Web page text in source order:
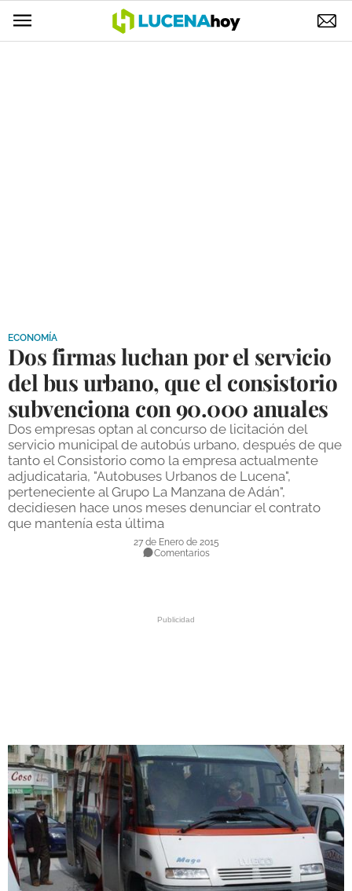
DEPORTES
COMPETICIONES
DEPORTE BASE
OPINIÓN
VENTANA CIUDADANA
CÓRDOBA
ECONOMÍA
Dos firmas luchan por el servicio
del bus urbano, que el consistorio
subvenciona con 90.000 anuales
Dos empresas optan al concurso de licitación del
servicio municipal de autobús urbano, después de que
tanto el Consistorio como la empresa actualmente
adjudicataria, "Autobuses Urbanos de Lucena",
perteneciente al Grupo La Manzana de Adán",
decidiesen hace unos meses denunciar el contrato
que mantenía esta última
27 de Enero de 2015
Comentarios